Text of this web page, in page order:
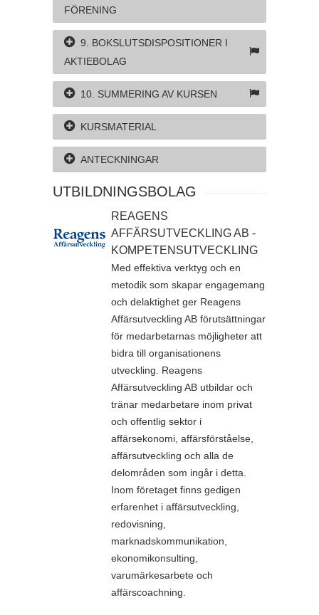
FÖRENING
9. BOKSLUTSDISPOSITIONER I
AKTIEBOLAG
10. SUMMERING AV KURSEN
KURSMATERIAL
ANTECKNINGAR
UTBILDNINGSBOLAG
REAGENS
AFFÄRSUTVECKLING AB -
KOMPETENSUTVECKLING
Med effektiva verktyg och en
metodik som skapar engagemang
och delaktighet ger Reagens
Affärsutveckling AB förutsättningar
för medarbetarnas möjligheter att
bidra till organisationens
utveckling. Reagens
Affärsutveckling AB utbildar och
tränar medarbetare inom privat
och offentlig sektor i
affärsekonomi, affärsförståelse,
affärsutveckling och alla de
delområden som ingår i detta.
Inom företaget finns gedigen
erfarenhet i affärsutveckling,
redovisning,
marknadskommunikation,
ekonomikonsulting,
varumärkesarbete och
affärscoachning.